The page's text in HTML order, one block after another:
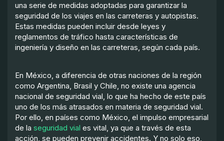
una serie de medidas adoptadas para garantizar la
seguridad de los viajes en las carreteras y autopistas.
Estas medidas pueden incluir desde leyes y
reglamentos de tráfico hasta características de
ingeniería y diseño en las carreteras, según cada país.
En México, a diferencia de otras naciones de la región
como Argentina, Brasil y Chile, no existe una agencia
nacional de seguridad vial, lo que ha hecho de este país
uno de los más atrasados en materia de seguridad vial.
Por ello, en países como México, el impulso empresarial
de la seguridad vial es vital, ya que a través de esta
acción, se pueden prevenir accidentes. Y no solo eso,